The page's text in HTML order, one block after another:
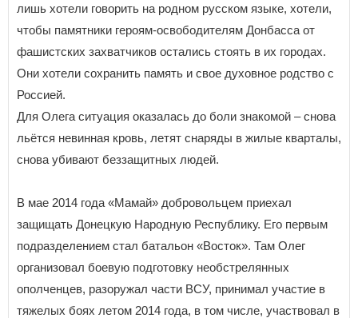
лишь хотели говорить на родном русском языке, хотели,
чтобы памятники героям-освободителям Донбасса от
фашистских захватчиков остались стоять в их городах.
Они хотели сохранить память и свое духовное родство с
Россией.
Для Олега ситуация оказалась до боли знакомой – снова
льётся невинная кровь, летят снаряды в жилые кварталы,
снова убивают беззащитных людей.
В мае 2014 года «Мамай» добровольцем приехал
защищать Донецкую Народную Республику. Его первым
подразделением стал батальон «Восток». Там Олег
организовал боевую подготовку необстрелянных
ополченцев, разоружал части ВСУ, принимал участие в
тяжелых боях летом 2014 года, в том числе, участвовал в